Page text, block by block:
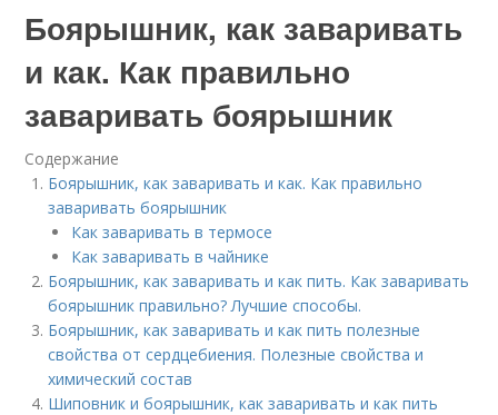
Боярышник, как заваривать
и как. Как правильно
заваривать боярышник
Содержание
Боярышник, как заваривать и как. Как правильно
заваривать боярышник
Как заваривать в термосе
Как заваривать в чайнике
Боярышник, как заваривать и как пить. Как заваривать
боярышник правильно? Лучшие способы.
Боярышник, как заваривать и как пить полезные
свойства от сердцебиения. Полезные свойства и
химический состав
Шиповник и боярышник, как заваривать и как пить